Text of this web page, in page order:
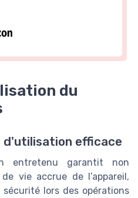
du
d'utilisation efficace
entretenu garantit non
vie accrue de l’appareil,
lors des opérations